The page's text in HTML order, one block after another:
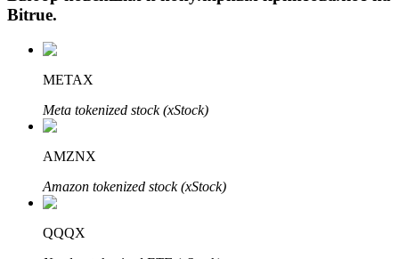
Получите долгосрочную прибыль и гибкие проценты
Bitrue.
METAX
Meta tokenized stock (xStock)
AMZNX
Amazon tokenized stock (xStock)
QQQX